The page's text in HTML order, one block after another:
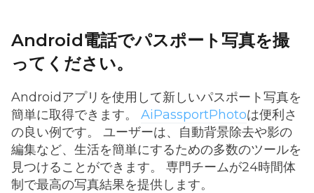
Android電話でパスポート写真を撮
ってください。
Androidアプリを使用して新しいパスポート写真を
簡単に取得できます。 AiPassportPhotoは便利さ
の良い例です。 ユーザーは、自動背景除去や影の
編集など、生活を簡単にするための多数のツールを
見つけることができます。 専門チームが24時間体
制で最高の写真結果を提供します。